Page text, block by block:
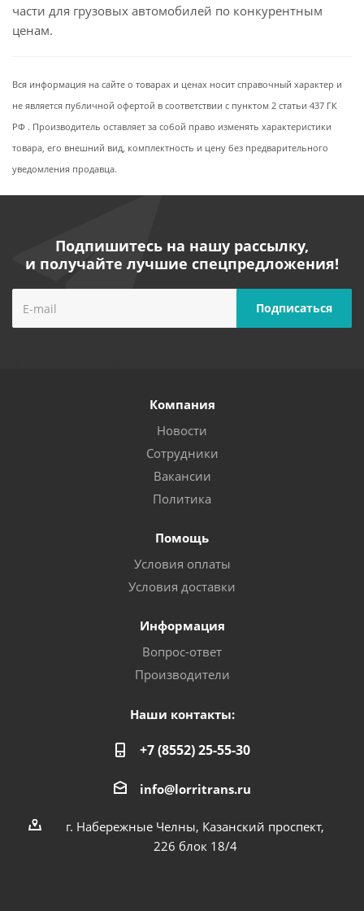
части для грузовых автомобилей по конкурентным
ценам.
Вся информация на сайте о товарах и ценах носит справочный характер и
не является публичной офертой в соответствии с пунктом 2 статьи 437 ГК
РФ . Производитель оставляет за собой право изменять характеристики
товара, его внешний вид, комплектность и цену без предварительного
уведомления продавца.
Подпишитесь на нашу рассылку,
и получайте лучшие спецпредложения!
Компания
Новости
Сотрудники
Вакансии
Политика
Помощь
Условия оплаты
Условия доставки
Информация
Вопрос-ответ
Производители
Наши контакты:
+7 (8552) 25-55-30
info@lorritrans.ru
г. Набережные Челны, Казанский проспект,
226 блок 18/4